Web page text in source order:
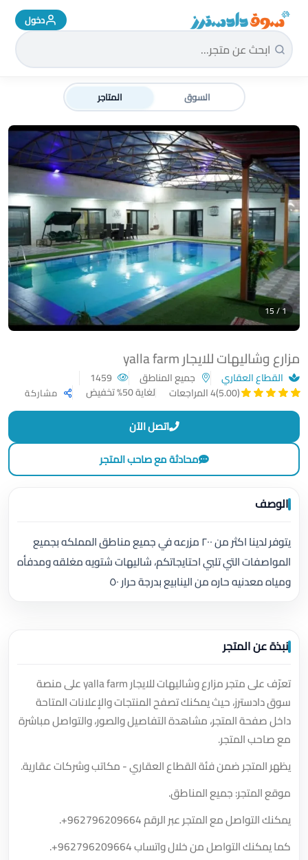
سوق دادسترز الرئيسية دخول
السوق المتاجر
مزارع وشاليهات للايجار yalla farm
القطاع العقاري جميع المناطق
(5.00)
4 المراجعات لغاية 50% تخفيض مشاركة
1 / 15
اتصل الآن
محادثة مع صاحب المتجر
الوصف
يتوفر لدينا اكثر من ٢٠٠ مزرعه في جميع مناطق المملكه بجميع
المواصفات التي تلبي احتايجاتكم، شاليهات شتويه مغلقه ومدفأه
ومياه معدنيه حاره من الينابيع بدرجة حرار ٥٠
نبذة عن المتجر
تعرّف على متجر مزارع وشاليهات للايجار yalla farm على منصة
سوق دادسترز، حيث يمكنك تصفح المنتجات والإعلانات المتاحة
داخل صفحة المتجر، مشاهدة التفاصيل والصور، والتواصل مباشرة
مع صاحب المتجر.
يظهر المتجر ضمن فئة القطاع العقاري - مكاتب وشركات عقارية.
موقع المتجر: جميع المناطق.
يمكنك التواصل مع المتجر عبر الرقم+962796209664
.
كما يمكنك التواصل من خلال واتساب+962796209664
.